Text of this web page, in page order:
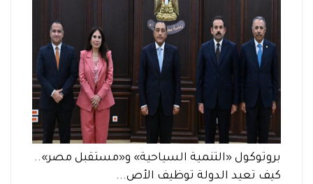
بروتوكول «التنمية السياحية» و«مستقبل مصر»..
كيف تعيد الدولة توظيف الأص...